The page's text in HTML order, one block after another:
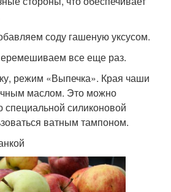
соду гашеную уксусом.
все еще раз.
режим «Выпечка». Края чаши
маслом. Это можно
силиконовой
ватным тампоном.